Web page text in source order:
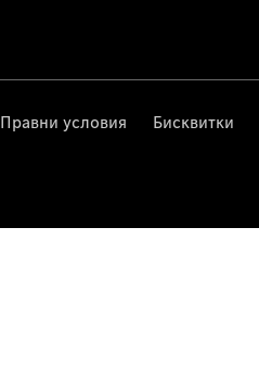
Правни условия Бисквитки